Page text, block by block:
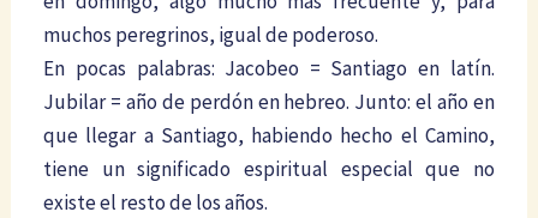
muchos peregrinos, igual de poderoso.
En pocas palabras: Jacobeo = Santiago en latín.
Jubilar = año de perdón en hebreo. Junto: el año en
que llegar a Santiago, habiendo hecho el Camino,
tiene un significado espiritual especial que no
existe el resto de los años.